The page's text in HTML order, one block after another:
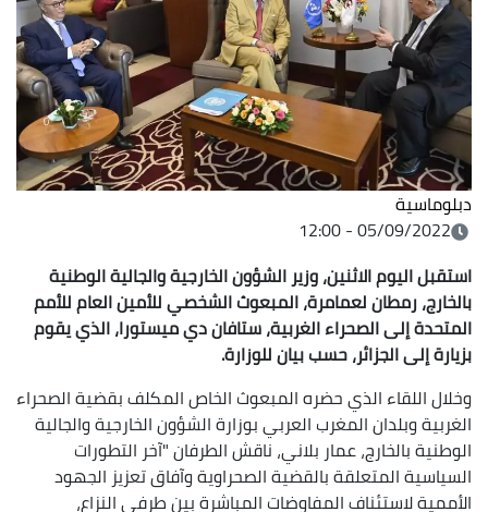
دبلوماسية
05/09/2022 - 12:00
استقبل اليوم الاثنين، وزير الشؤون الخارجية والجالية الوطنية
بالخارج، رمطان لعمامرة، المبعوث الشخصي للأمين العام للأمم
المتحدة إلى الصحراء الغربية، ستافان دي ميستورا، الذي يقوم
بزيارة إلى الجزائر، حسب بيان للوزارة.
وخلال اللقاء الذي حضره المبعوث الخاص المكلف بقضية الصحراء
الغربية وبلدان المغرب العربي بوزارة الشؤون الخارجية والجالية
الوطنية بالخارج، عمار بلاني، ناقش الطرفان "آخر التطورات
السياسية المتعلقة بالقضية الصحراوية وآفاق تعزيز الجهود
الأممية لاستئناف المفاوضات المباشرة بين طرفي النزاع،